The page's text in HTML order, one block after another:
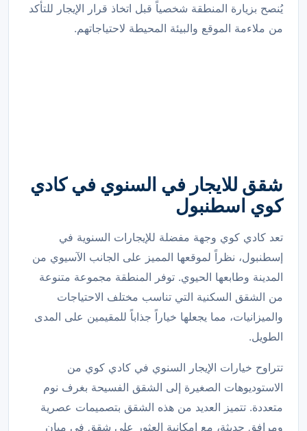
يُنصح بزيارة المنطقة شخصياً قبل اتخاذ قرار الإيجار للتأكد
من ملاءمة الموقع والبيئة المحيطة لاحتياجاتهم.
شقق للايجار في السنوي في كادي
كوي اسطنبول
تعد كادي كوي وجهة مفضلة للإيجارات السنوية في
إسطنبول، نظراً لموقعها المميز على الجانب الآسيوي من
المدينة وطابعها الحيوي. توفر المنطقة مجموعة متنوعة
من الشقق السكنية التي تناسب مختلف الاحتياجات
والميزانيات، مما يجعلها خياراً جذاباً للمقيمين على المدى
الطويل.
تتراوح خيارات الإيجار السنوي في كادي كوي من
الاستوديوهات الصغيرة إلى الشقق الفسيحة بغرف نوم
متعددة. تتميز العديد من هذه الشقق بتصميمات عصرية
ومرافق حديثة، مع إمكانية العثور على شقق في مبانٍ